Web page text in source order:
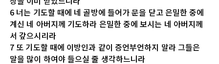
6 너는 기도할 때에 네 골방에 들어가 문을 닫고 은밀한 중에
계신 네 아버지께 기도하라 은밀한 중에 보시는 네 아버지께
서 갚으시리라
7 또 기도할 때에 이방인과 같이 증언부언하지 말라 그들은
말을 많이 하여야 들으실 줄 생각하느니라